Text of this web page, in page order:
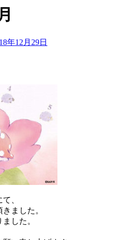
年12月29日
、
ました。
した。